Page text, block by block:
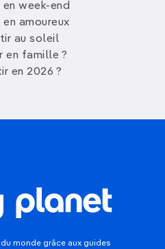
week-end
amoureux
au soleil
en famille ?
en 2026 ?
monde grâce aux guides